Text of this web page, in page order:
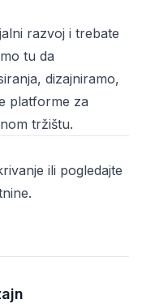
razvoj i trebate
tu da
dizajniramo,
platforme za
tržištu.
ili pogledajte